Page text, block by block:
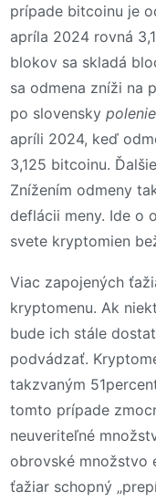
prípade bitcoinu je
apríla 2024 rovná
blokov sa skladá
sa odmena zníži na
po slovensky polenie
apríli 2024, keď
3,125 bitcoinu.
Znížením odmeny
deflácii meny. Ide o
svete kryptomien
Viac zapojených
kryptomenu. Ak
bude ich stále
podvádzať.
takzvaným
tomto prípade
neuveriteľné
obrovské množstvo
ťažiar schopný